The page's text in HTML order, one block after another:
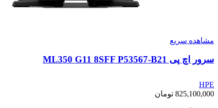
مشاهده سریع
سرور اچ پی ML350 G11 8SFF P53567-B21
HPE
825,100,000 تومان